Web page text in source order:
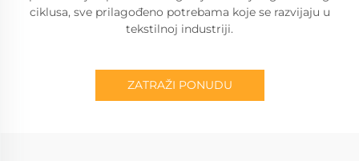
ciklusa, sve prilagođeno potrebama koje se razvijaju u
tekstilnoj industriji.
ZATRAŽI PONUDU